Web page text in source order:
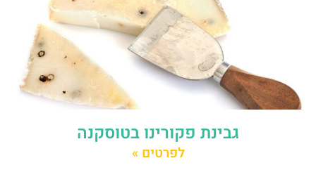
גבינת פקורינו בטוסקנה
לפרטים »